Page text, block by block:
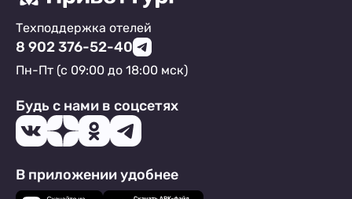
Техподдержка отелей
8 902 376-52-40
Пн-Пт (с 09:00 до 18:00 мск)
Будь с нами в соцсетях
В приложении удобнее